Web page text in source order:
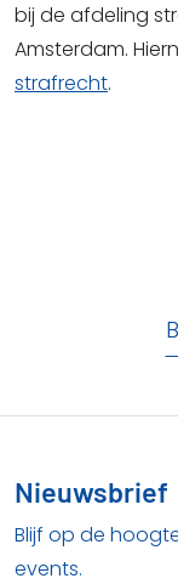
bij de afdeling
Amsterdam.
strafrecht.
Nieuwsbrief
Blijf op de
events.